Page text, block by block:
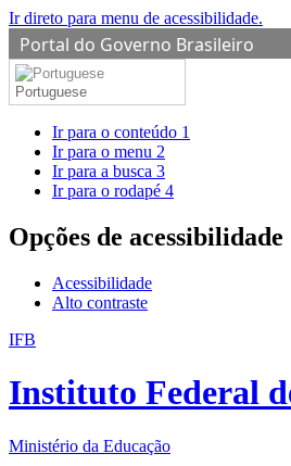
Ir direto para menu de acessibilidade.
Portal do Governo Brasileiro
Portuguese
Ir para o conteúdo 1
Ir para o menu 2
Ir para a busca 3
Ir para o rodapé 4
Opções de acessibilidade
Acessibilidade
Alto contraste
IFB
Instituto Federal
Ministério da Educação